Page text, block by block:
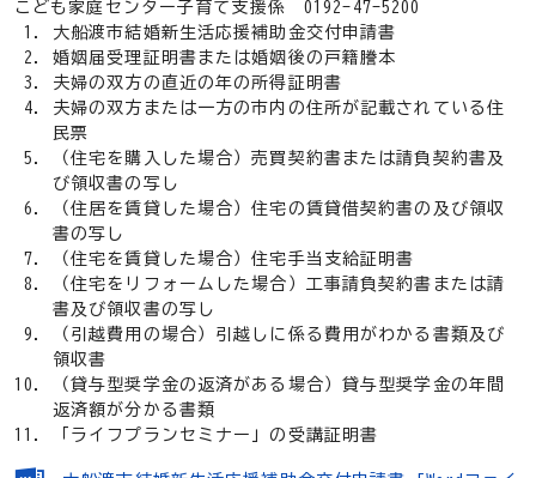
こども家庭センター子育て支援係 0192-47-5200
大船渡市結婚新生活応援補助金交付申請書
婚姻届受理証明書または婚姻後の戸籍謄本
夫婦の双方の直近の年の所得証明書
夫婦の双方または一方の市内の住所が記載されている住
民票
（住宅を購入した場合）売買契約書または請負契約書及
び領収書の写し
（住居を賃貸した場合）住宅の賃貸借契約書の及び領収
書の写し
（住宅を賃貸した場合）住宅手当支給証明書
（住宅をリフォームした場合）工事請負契約書または請
書及び領収書の写し
（引越費用の場合）引越しに係る費用がわかる書類及び
領収書
（貸与型奨学金の返済がある場合）貸与型奨学金の年間
返済額が分かる書類
「ライフプランセミナー」の受講証明書